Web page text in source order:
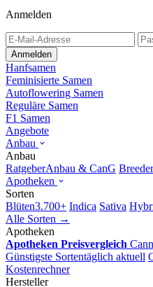
Anmelden
Anmelden
Hanfsamen
Feminisierte Samen
Autoflowering Samen
Reguläre Samen
F1 Samen
Angebote
Anbau
Anbau
RatgeberAnbau & CanG Breeder
Apotheken
Sorten
Blüten3.700+ Indica Sativa
Alle Sorten →
Apotheken
Apotheken Preisvergleich
Günstigste Sortentäglich aktuell
Kostenrechner
Hersteller